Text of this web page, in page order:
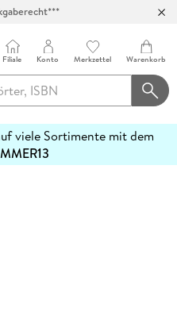
Filiale Konto Merkzettel Warenkorb
viele Sortimente mit dem